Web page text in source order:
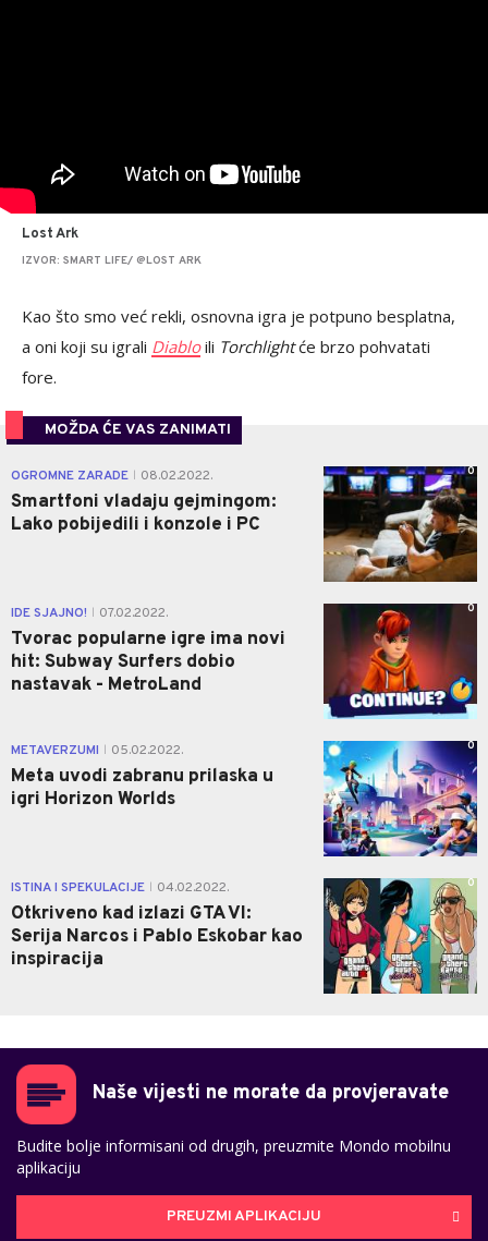
Lost Ark
IZVOR: SMART LIFE/ @LOST ARK
Kao što smo već rekli, osnovna igra je potpuno besplatna,
a oni koji su igrali Diabloili Torchlightće brzo pohvatati
fore.
MOŽDA ĆE VAS ZANIMATI
OGROMNE ZARADE 08.02.2022.
Smartfoni vladaju gejmingom:
Lako pobijedili i konzole i PC
0
IDE SJAJNO! 07.02.2022.
Tvorac popularne igre ima novi
hit: Subway Surfers dobio
nastavak - MetroLand
0
METAVERZUMI 05.02.2022.
Meta uvodi zabranu prilaska u
igri Horizon Worlds
0
ISTINA I SPEKULACIJE 04.02.2022.
Otkriveno kad izlazi GTA VI:
Serija Narcos i Pablo Eskobar kao
inspiracija
0
Naše vijesti ne morate da provjeravate
Budite bolje informisani od drugih, preuzmite Mondo mobilnu
aplikaciju
PREUZMI APLIKACIJU